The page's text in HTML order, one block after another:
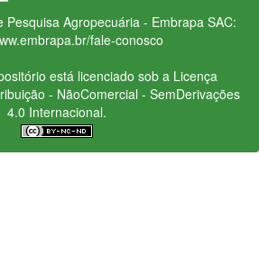
Pesquisa Agropecuária - Embrapa SAC:
fale-conosco
está licenciado sob a Licença
- NãoComercial - SemDerivações
4.0 Internacional.